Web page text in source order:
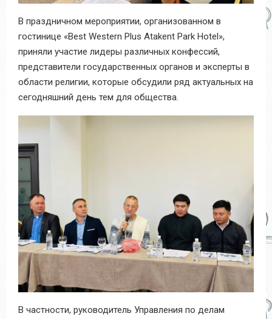
В праздничном мероприятии, организованном в
гостинице «Best Western Plus Atakent Park Hotel»,
приняли участие лидеры различных конфессий,
представители государственных органов и эксперты в
области религии, которые обсудили ряд актуальных на
сегодняшний день тем для общества.
В частности, руководитель Управления по делам